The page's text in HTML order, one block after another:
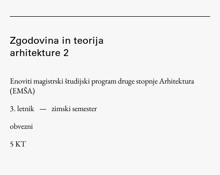
Zgodovina in teorija
arhitekture 2
Enoviti magistrski študijski program druge stopnje Arhitektura
(EMŠA)
3. letnik — zimski semester
obvezni
5 KT